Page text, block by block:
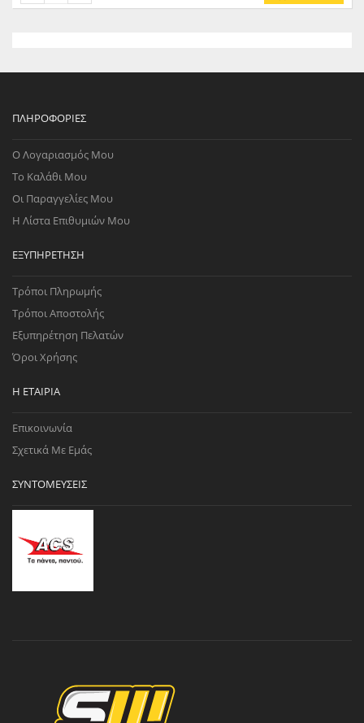
ΠΛΗΡΟΦΟΡΊΕΣ
Ο Λογαριασμός Μου
Το Καλάθι Μου
Οι Παραγγελίες Μου
Η Λίστα Επιθυμιών Μου
ΕΞΥΠΗΡΈΤΗΣΗ
Τρόποι Πληρωμής
Τρόποι Αποστολής
Εξυπηρέτηση Πελατών
Όροι Χρήσης
Η ΕΤΑΙΡΊΑ
Επικοινωνία
Σχετικά Με Εμάς
ΣΥΝΤΟΜΕΎΣΕΙΣ